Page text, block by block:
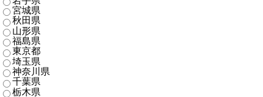
宮城県
秋田県
山形県
福島県
東京都
埼玉県
神奈川県
千葉県
栃木県